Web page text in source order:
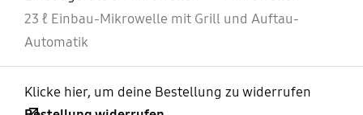
23 ℓ Einbau-Mikrowelle mit Grill und Auftau-
Automatik
Klicke hier, um deine Bestellung zu widerrufen